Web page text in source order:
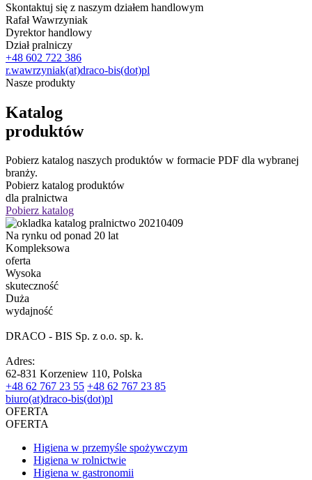
Skontaktuj się z naszym działem handlowym
Rafał Wawrzyniak
Dyrektor handlowy
Dział pralniczy
+48 602 722 386
r.wawrzyniak(at)draco-bis(dot)pl
Nasze produkty
Katalog
produktów
Pobierz katalog naszych produktów w formacie PDF dla wybranej
branży.
Pobierz katalog produktów
dla pralnictwa
Pobierz katalog
Na rynku od ponad 20 lat
Kompleksowa
oferta
Wysoka
skuteczność
Duża
wydajność
DRACO - BIS Sp. z o.o. sp. k.
Adres:
62-831 Korzeniew 110, Polska
+48 62 767 23 55 +48 62 767 23 85
biuro(at)draco-bis(dot)pl
OFERTA
OFERTA
Higiena w przemyśle spożywczym
Higiena w rolnictwie
Higiena w gastronomii